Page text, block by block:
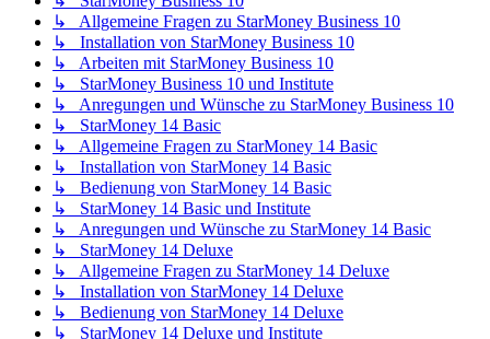
↳ Allgemeine Fragen zu StarMoney Business 10
↳ Installation von StarMoney Business 10
↳ Arbeiten mit StarMoney Business 10
↳ StarMoney Business 10 und Institute
↳ Anregungen und Wünsche zu StarMoney Business 10
↳ StarMoney 14 Basic
↳ Allgemeine Fragen zu StarMoney 14 Basic
↳ Installation von StarMoney 14 Basic
↳ Bedienung von StarMoney 14 Basic
↳ StarMoney 14 Basic und Institute
↳ Anregungen und Wünsche zu StarMoney 14 Basic
↳ StarMoney 14 Deluxe
↳ Allgemeine Fragen zu StarMoney 14 Deluxe
↳ Installation von StarMoney 14 Deluxe
↳ Bedienung von StarMoney 14 Deluxe
↳ StarMoney 14 Deluxe und Institute